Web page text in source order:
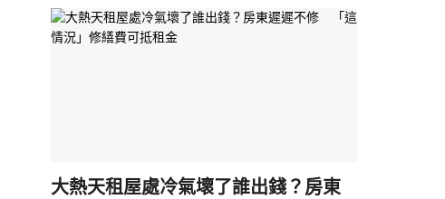
大熱天租屋處冷氣壞了誰出錢？房東